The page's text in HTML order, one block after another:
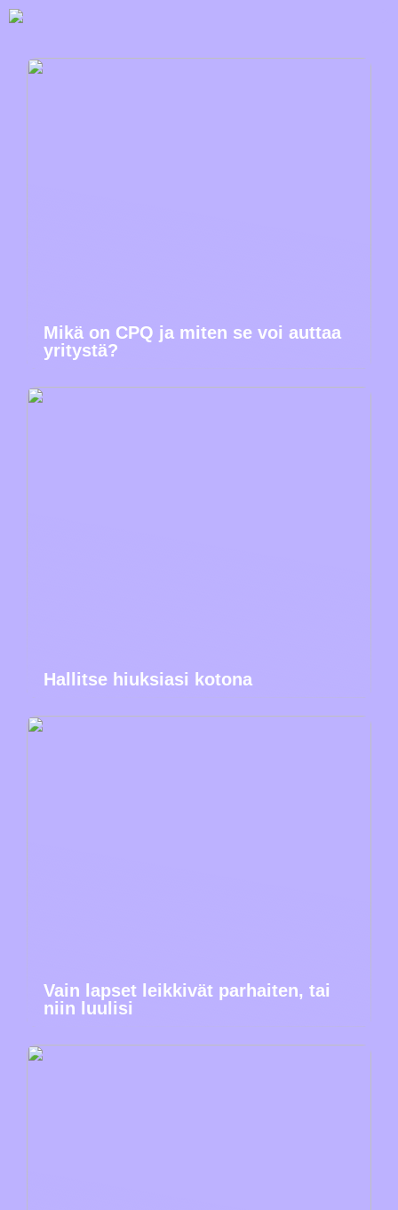
Mikä on CPQ ja miten se voi auttaa
yritystä?
Hallitse hiuksiasi kotona
Vain lapset leikkivät parhaiten, tai
niin luulisi